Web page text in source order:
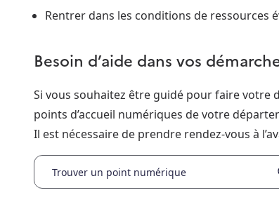
Rentrer dans les conditions de ressources
Besoin d’aide dans vos
Si vous souhaitez être guidé pour faire votre
points d’accueil numériques de votre
Il est nécessaire de prendre rendez-vous à
Trouver un point numérique